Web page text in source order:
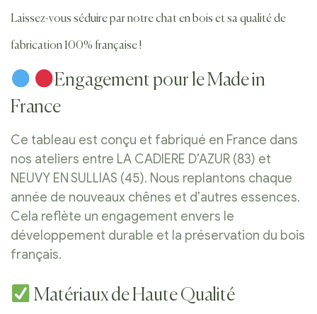
Laissez-vous séduire par notre chat en bois et sa qualité de
fabrication 100% française !
Engagement pour le Made in
France
Ce tableau est conçu et fabriqué en France dans
nos ateliers entre LA CADIERE D’AZUR (83) et
NEUVY EN SULLIAS (45). Nous replantons chaque
année de nouveaux chênes et d’autres essences.
Cela reflète un engagement envers le
développement durable et la préservation du bois
français.
Matériaux de Haute Qualité